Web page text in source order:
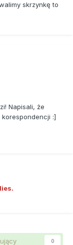
skrzynkę to
Napisali, że
:]
0